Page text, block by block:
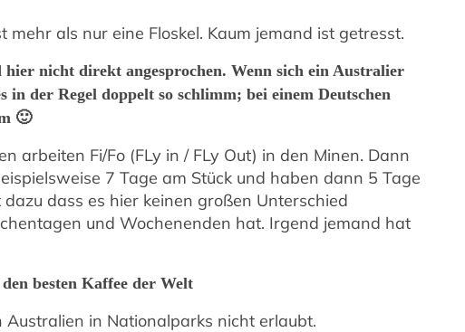
mehr als nur eine Floskel. Kaum jemand ist getresst.
hier nicht direkt angesprochen. Wenn sich ein Australier
in der Regel doppelt so schlimm; bei einem Deutschen
🙂
arbeiten Fi/Fo (FLy in / FLy Out) in den Minen. Dann
7 Tage am Stück und haben dann 5 Tage
dass es hier keinen großen Unterschied
und Wochenenden hat. Irgend jemand hat
besten Kaffee der Welt
Australien in Nationalparks nicht erlaubt.